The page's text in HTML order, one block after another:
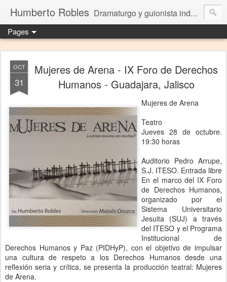
Humberto Robles Dramaturgo y guionista independiente
Pages
OCT
31
Mujeres de Arena - IX Foro de Derechos
Humanos - Guadajara, Jalisco
Mujeres de Arena
Teatro
Jueves 28 de octubre.
19:30 horas
Auditorio Pedro Arrupe,
S.J. ITESO. Entrada libre
En el marco del IX Foro
de Derechos Humanos,
organizado por el
Sistema Universitario
Jesuita (SUJ) a través
del ITESO y el Programa
Institucional de
Derechos Humanos y Paz (PIDHyP), con el objetivo de impulsar
una cultura de respeto a los Derechos Humanos desde una
reflexión seria y crítica, se presenta la producción teatral: Mujeres
de Arena.